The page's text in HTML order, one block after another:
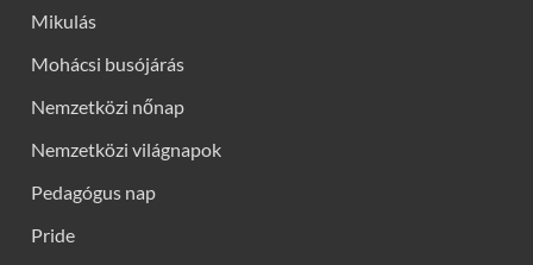
Mikulás
Mohácsi busójárás
Nemzetközi nőnap
Nemzetközi világnapok
Pedagógus nap
Pride